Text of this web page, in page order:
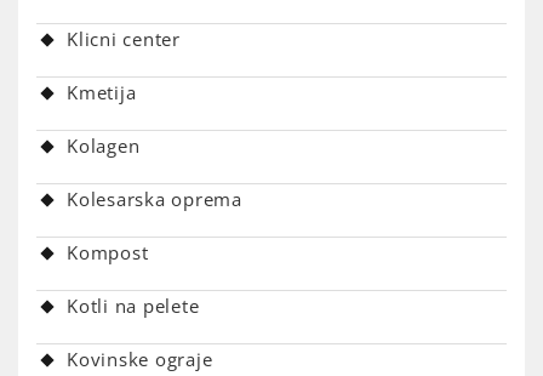
Klicni center
Kmetija
Kolagen
Kolesarska oprema
Kompost
Kotli na pelete
Kovinske ograje